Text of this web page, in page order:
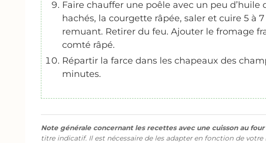
Faire chauffer une poêle avec un peu d’huile
hachés, la courgette râpée, saler et cuire 5 à
remuant. Retirer du feu. Ajouter le fromage
comté râpé.
Répartir la farce dans les chapeaux des
minutes.
Note générale concernant les recettes avec une cuisson au four
titre indicatif. Il est nécessaire de les adapter en fonction de votre